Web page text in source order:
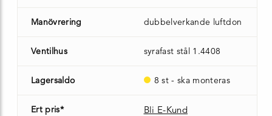
Manövrering dubbelverkande luftdon
Ventilhus syrafast stål 1.4408
Lagersaldo 8 st - ska monteras
Ert pris* Bli E-Kund